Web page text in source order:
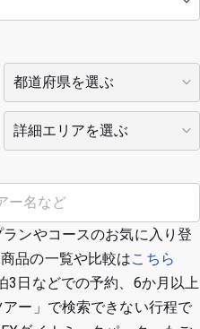
ンやコースのお気に入り登
品の一覧や比較はこちら
日などでの予約、6か月以上
ー」で検索できない行程で